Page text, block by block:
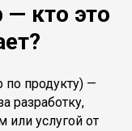
кто это
продукту) —
разработку,
или услугой от